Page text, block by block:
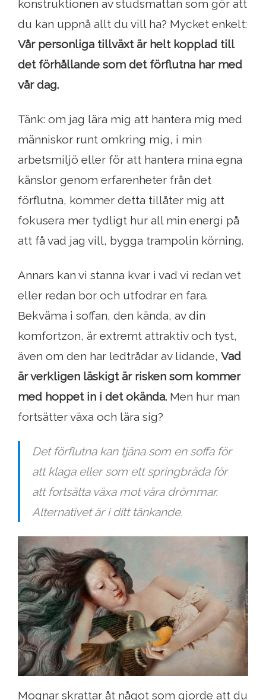
konstruktionen av studsmattan som gör att
du kan uppnå allt du vill ha? Mycket enkelt:
Vår personliga tillväxt är helt kopplad till
det förhållande som det förflutna har med
vår dag.
Tänk: om jag lära mig att hantera mig med
människor runt omkring mig, i min
arbetsmiljö eller för att hantera mina egna
känslor genom erfarenheter från det
förflutna, kommer detta tillåter mig att
fokusera mer tydligt hur all min energi på
att få vad jag vill, bygga trampolin körning.
Annars kan vi stanna kvar i vad vi redan vet
eller redan bor och utfodrar en fara.
Bekväma i soffan, den kända, av din
komfortzon, är extremt attraktiv och tyst,
även om den har ledtrådar av lidande, Vad
är verkligen läskigt är risken som kommer
med hoppet in i det okända. Men hur man
fortsätter växa och lära sig?
Det förflutna kan tjäna som en soffa för
att klaga eller som ett springbräda för
att fortsätta växa mot våra drömmar.
Alternativet är i ditt tänkande.
Mognar skrattar åt något som gjorde att du